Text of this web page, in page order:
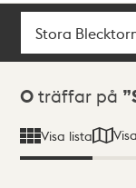
Sök
Sökresultat
0 träffar på
Visa lista